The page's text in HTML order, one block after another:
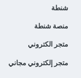
شنطة
منصة شنطة
متجر الكتروني
متجر إلكتروني مجاني